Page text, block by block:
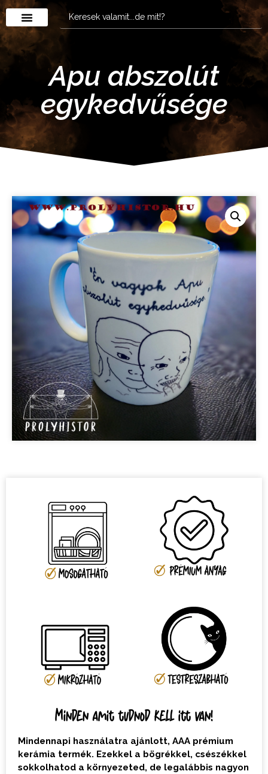
Apu abszolút
egykedvűsége
Minden amit tudnod kell itt van!
Mindennapi használatra ajánlott, AAA prémium
kerámia termék. Ezekkel a bögrékkel, csészékkel
sokkolhatod a környezeted, de legalábbis nagyon